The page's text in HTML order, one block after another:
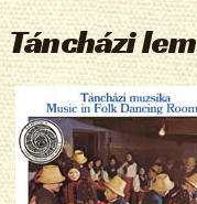
Táncházi